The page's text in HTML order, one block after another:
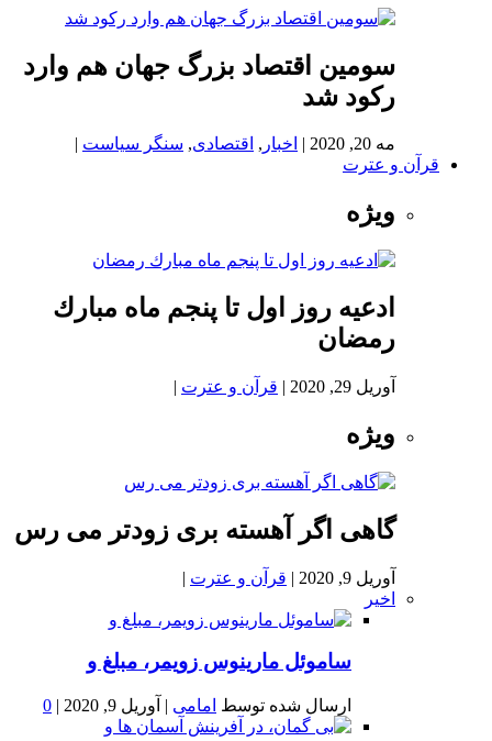
سومین اقتصاد بزرگ جهان هم وارد
رکود شد
مه 20, 2020 | اخبار , اقتصادی, سنگر سیاست |
قرآن و عترت
ویژه
ادعيه روز اول تا پنجم ماه مبارك
رمضان
آوریل 29, 2020 | قرآن و عترت |
ویژه
گاهی اگر آهسته بری زودتر می رس
آوریل 9, 2020 | قرآن و عترت |
اخیر
ساموئل مارینوس زویمر، مبلغ و
ارسال شده توسط امامی | آوریل 9, 2020 |
0